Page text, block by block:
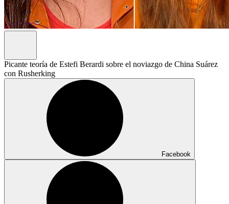
Picante teoría de Estefi Berardi sobre el noviazgo de China Suárez
con Rusherking
Facebook